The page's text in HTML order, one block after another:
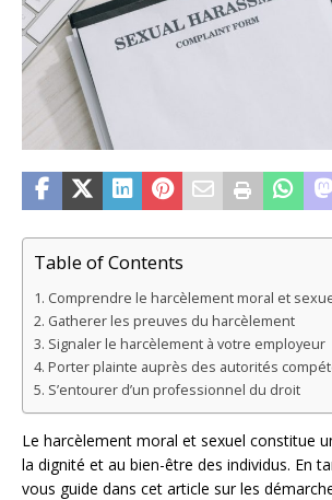
Table of Contents
Comprendre le harcèlement moral et
Gatherer les preuves du harcèlement
Signaler le harcèlement à votre employeur
Porter plainte auprès des autorités
S’entourer d’un professionnel du droit
Le harcèlement moral et sexuel constitue
la dignité et au bien-être des individus. En
vous guide dans cet article sur les